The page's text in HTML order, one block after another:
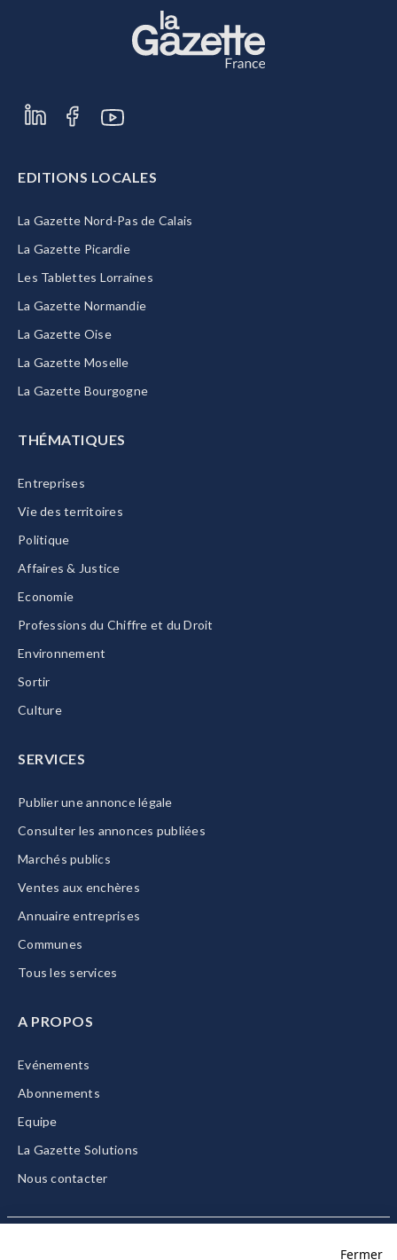
EDITIONS LOCALES
La Gazette Nord-Pas de Calais
La Gazette Picardie
Les Tablettes Lorraines
La Gazette Normandie
La Gazette Oise
La Gazette Moselle
La Gazette Bourgogne
THÉMATIQUES
Entreprises
Vie des territoires
Politique
Affaires & Justice
Economie
Professions du Chiffre et du Droit
Environnement
Sortir
Culture
SERVICES
Publier une annonce légale
Consulter les annonces publiées
Marchés publics
Ventes aux enchères
Annuaire entreprises
Communes
Tous les services
A PROPOS
Evénements
Abonnements
Equipe
La Gazette Solutions
Nous contacter
Fermer